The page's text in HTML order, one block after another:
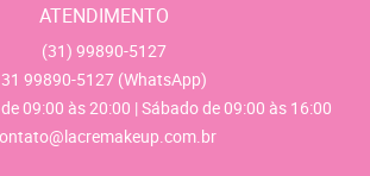
ATENDIMENTO
(31) 99890-5127
31 99890-5127 (WhatsApp)
09:00 às 20:00 | Sábado de 09:00 às 16:00